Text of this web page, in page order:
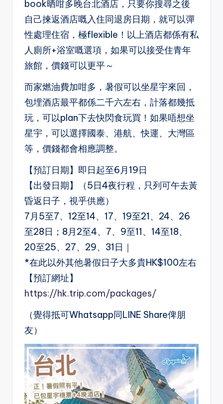
book晒咁多晚台北酒店，只要你搜尋之後
自己揀返酒店嘅入住同退房日期，就可以彈
性處理住宿，極flexible！以上酒店都係有私
人廁所+浴室嘅選項，如果可以接受住青年
旅館，價錢可以更平～
而家燃油費加咁多，暑假可以坐星宇來回，
包埋酒店最平都係二千六左右，計落都幾抵
玩，可以plan下去快閃食玩買！如果唔想坐
星宇，可以選擇國泰、港航、快運、大灣區
等，價錢都會相應調整。
【預訂日期】即日起至6月19日
【出發日期】（5日4夜行程，只列可午去黃
昏返日子，視乎供應）
7月5至7、12至14、17、19至21、24、26
至28日；8月2至4、7、9至11、14至18、
20至25、27、29、31日｜
*在此以外其他暑假日子大多貴HK$100左右
【預訂網址】
https://hk.trip.com/packages/
（覺得抵可Whatsapp同LINE Share俾朋
友）